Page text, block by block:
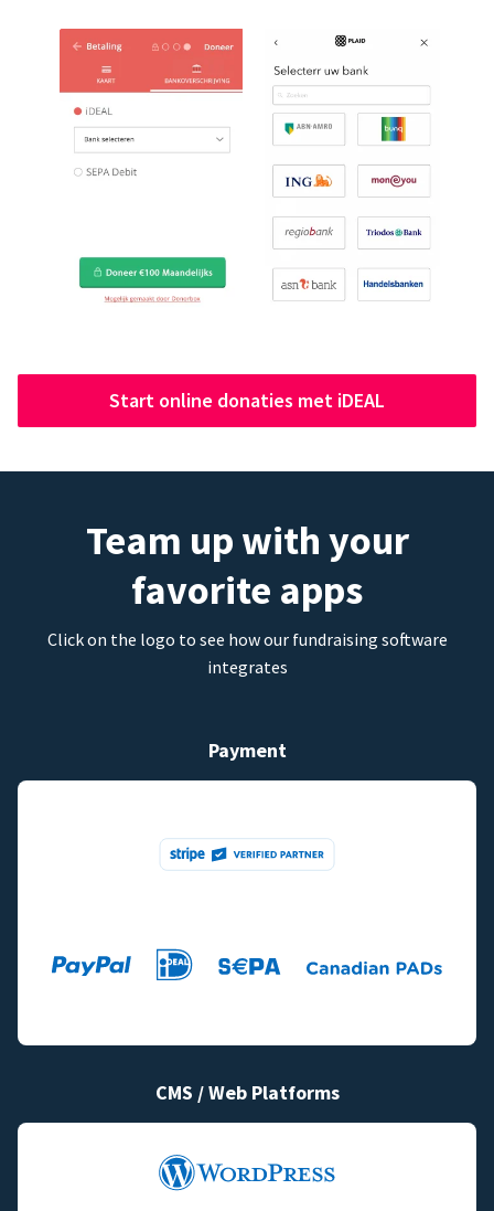
Start online donaties met iDEAL
Team up with your
favorite apps
Click on the logo to see how our fundraising software
integrates
Payment
CMS / Web Platforms